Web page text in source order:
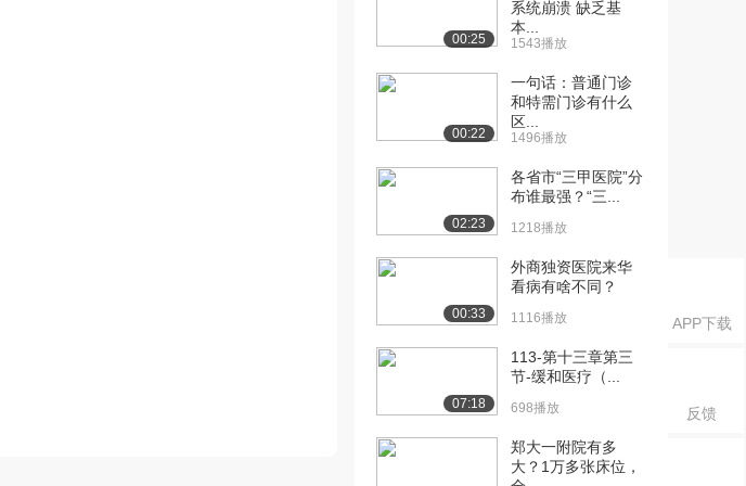
APP下载
反馈
00:25
系统崩溃 缺乏基
本...
1543播放
00:22
一句话：普通门诊
和特需门诊有什么
区...
1496播放
02:23
各省市“三甲医院”分
布谁最强？“三...
1218播放
00:33
外商独资医院来华
看病有啥不同？
1116播放
07:18
113-第十三章第三
节-缓和医疗（...
698播放
郑大一附院有多
大？1万多张床位，